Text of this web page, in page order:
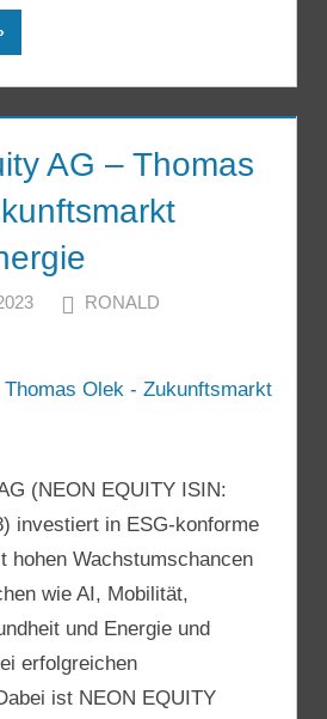
AG – Thomas
RONALD
(NEON EQUITY ISIN:
investiert in ESG-konforme
hohen Wachstumschancen
wie AI, Mobilität,
und Energie und
erfolgreichen
ist NEON EQUITY